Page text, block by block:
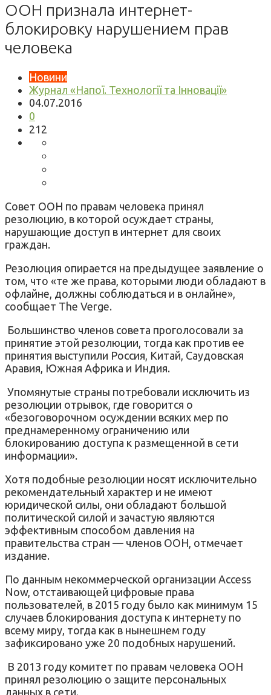
ООН признала интернет-
блокировку нарушением прав
человека
Новини
Журнал «Напої. Технології та Інновації»
04.07.2016
0
212
Совет ООН по правам человека принял
резолюцию, в которой осуждает страны,
нарушающие доступ в интернет для своих
граждан.
Резолюция опирается на предыдущее заявление о
том, что «те же права, которыми люди обладают в
офлайне, должны соблюдаться и в онлайне»,
сообщает The Verge.
Большинство членов совета проголосовали за
принятие этой резолюции, тогда как против ее
принятия выступили Россия, Китай, Саудовская
Аравия, Южная Африка и Индия.
Упомянутые страны потребовали исключить из
резолюции отрывок, где говорится о
«безоговорочном осуждении всяких мер по
преднамеренному ограничению или
блокированию доступа к размещенной в сети
информации».
Хотя подобные резолюции носят исключительно
рекомендательный характер и не имеют
юридической силы, они обладают большой
политической силой и зачастую являются
эффективным способом давления на
правительства стран — членов ООН, отмечает
издание.
По данным некоммерческой организации Access
Now, отстаивающей цифровые права
пользователей, в 2015 году было как минимум 15
случаев блокирования доступа к интернету по
всему миру, тогда как в нынешнем году
зафиксировано уже 20 подобных нарушений.
В 2013 году комитет по правам человека ООН
принял резолюцию о защите персональных
данных в сети.